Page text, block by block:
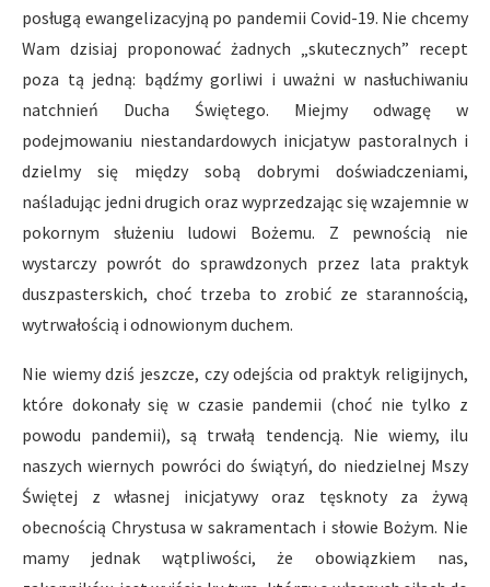
posługą ewangelizacyjną po pandemii Covid-19. Nie chcemy
Wam dzisiaj proponować żadnych „skutecznych” recept
poza tą jedną: bądźmy gorliwi i uważni w nasłuchiwaniu
natchnień Ducha Świętego. Miejmy odwagę w
podejmowaniu niestandardowych inicjatyw pastoralnych i
dzielmy się między sobą dobrymi doświadczeniami,
naśladując jedni drugich oraz wyprzedzając się wzajemnie w
pokornym służeniu ludowi Bożemu. Z pewnością nie
wystarczy powrót do sprawdzonych przez lata praktyk
duszpasterskich, choć trzeba to zrobić ze starannością,
wytrwałością i odnowionym duchem.
Nie wiemy dziś jeszcze, czy odejścia od praktyk religijnych,
które dokonały się w czasie pandemii (choć nie tylko z
powodu pandemii), są trwałą tendencją. Nie wiemy, ilu
naszych wiernych powróci do świątyń, do niedzielnej Mszy
Świętej z własnej inicjatywy oraz tęsknoty za żywą
obecnością Chrystusa w sakramentach i słowie Bożym. Nie
mamy jednak wątpliwości, że obowiązkiem nas,